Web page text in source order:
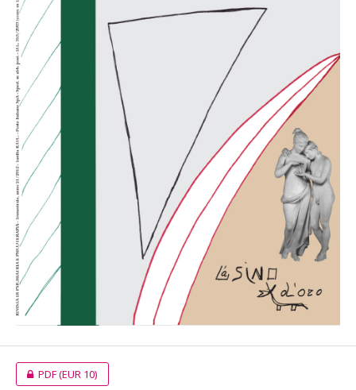
PDF(EUR 10)